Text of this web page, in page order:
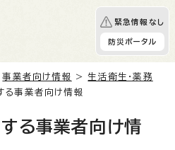
緊急情報なし
防災ポータル
事業者向け情報 >生活衛生・薬務
事業者向け情報
る事業者向け情